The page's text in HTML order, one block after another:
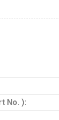
No. ):